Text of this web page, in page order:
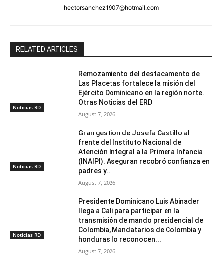
hectorsanchez1907@hotmail.com
RELATED ARTICLES
Noticias RD
Remozamiento del destacamento de
Las Placetas fortalece la misión del
Ejército Dominicano en la región norte.
Otras Noticias del ERD
August 7, 2026
Noticias RD
Gran gestion de Josefa Castillo al
frente del Instituto Nacional de
Atención Integral a la Primera Infancia
(INAIPI). Aseguran recobró confianza en
padres y...
August 7, 2026
Noticias RD
Presidente Dominicano Luis Abinader
llega a Cali para participar en la
transmisión de mando presidencial de
Colombia, Mandatarios de Colombia y
honduras lo reconocen...
August 7, 2026